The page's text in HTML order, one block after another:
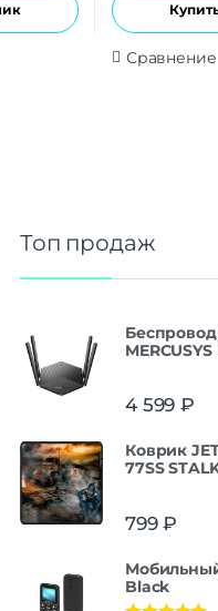
Сравнение
Топ продаж
4 599 ₽
Коврик
77SS
799₽
Black